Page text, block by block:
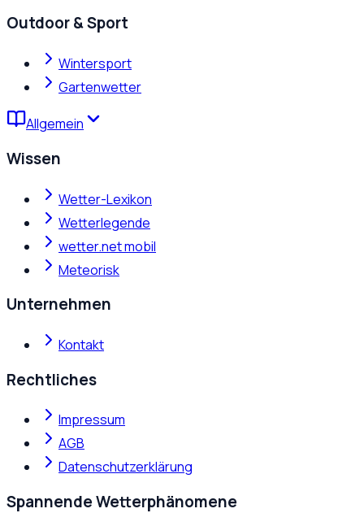
Outdoor & Sport
Wintersport
Gartenwetter
Allgemein
Wissen
Wetter-Lexikon
Wetterlegende
wetter.net mobil
Meteorisk
Unternehmen
Kontakt
Rechtliches
Impressum
AGB
Datenschutzerklärung
Spannende Wetterphänomene